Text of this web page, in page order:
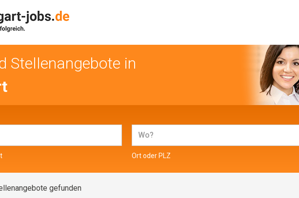
Stellenangebote in
Ort oder PLZ
gefunden